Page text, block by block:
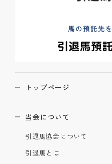
トップページ
当会について
引退馬協会について
引退馬とは